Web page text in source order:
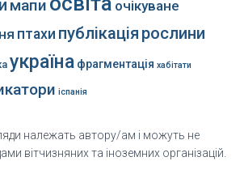
мапи
очікуване
птахи публікація рослини
україна фрагментація хабітати
іспанія
належать автору/ам і можуть не
вітчизняних та іноземних організацій.